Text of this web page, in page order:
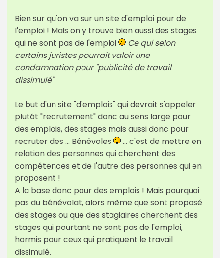
Bien sur qu'on va sur un site d'emploi pour de
l'emploi ! Mais on y trouve bien aussi des stages
qui ne sont pas de l'emploi
Ce qui selon
certains juristes pourrait valoir une
condamnation pour "publicité de travail
dissimulé"
Le but d'un site "d'emplois" qui devrait s'appeler
plutôt "recrutement" donc au sens large pour
des emplois, des stages mais aussi donc pour
recruter des ... Bénévoles
... c'est de mettre en
relation des personnes qui cherchent des
compétences et de l'autre des personnes qui en
proposent !
A la base donc pour des emplois ! Mais pourquoi
pas du bénévolat, alors même que sont proposé
des stages ou que des stagiaires cherchent des
stages qui pourtant ne sont pas de l'emploi,
hormis pour ceux qui pratiquent le travail
dissimulé.